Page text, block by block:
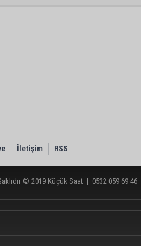
İletişim RSS
© 2019 Küçük Saat | 0532 059 69 46